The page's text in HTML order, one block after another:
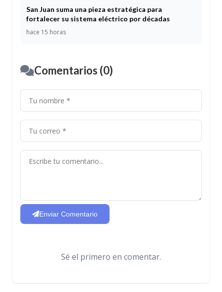
San Juan suma una pieza estratégica para
fortalecer su sistema eléctrico por décadas
hace 15 horas
Comentarios (0)
Enviar Comentario
Sé el primero en comentar.